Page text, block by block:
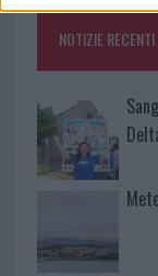
o
k
NOTIZIE RECENTI